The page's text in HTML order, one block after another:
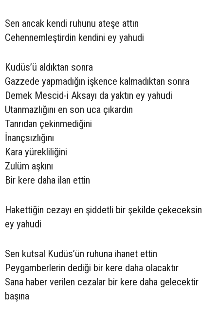
Sen ancak kendi ruhunu ateşe attın
Cehennemleştirdin kendini ey yahudi
Kudüs’ü aldıktan sonra
Gazzede yapmadığın işkence kalmadıktan sonra
Demek Mescid-i Aksayı da yaktın ey yahudi
Utanmazlığını en son uca çıkardın
Tanrıdan çekinmediğini
İnançsızlığını
Kara yürekliliğini
Zulüm aşkını
Bir kere daha ilan ettin
Hakettiğin cezayı en şiddetli bir şekilde çekeceksin
ey yahudi
Sen kutsal Kudüs’ün ruhuna ihanet ettin
Peygamberlerin dediği bir kere daha olacaktır
Sana haber verilen cezalar bir kere daha gelecektir
başına